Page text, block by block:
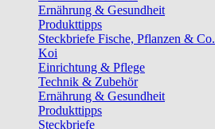
Ernährung & Gesundheit
Produkttipps
Steckbriefe Fische, Pflanzen & Co.
Koi
Einrichtung & Pflege
Technik & Zubehör
Ernährung & Gesundheit
Produkttipps
Steckbriefe